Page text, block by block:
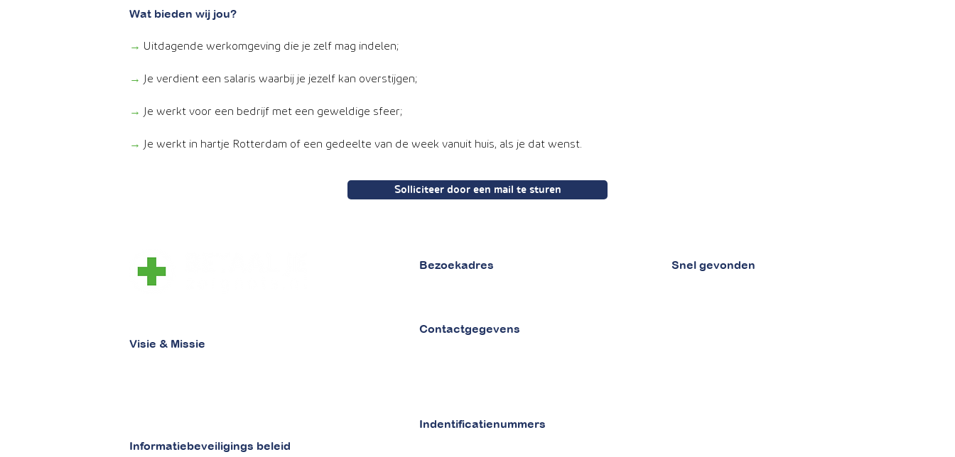
Wat bieden wij jou?
→ Uitdagende werkomgeving die je zelf mag indelen;
→ Je verdient een salaris waarbij je jezelf kan overstijgen;
→ Je werkt voor een bedrijf met een geweldige sfeer;
→ Je werkt in hartje Rotterdam of een gedeelte van de week vanuit huis, als je dat wenst.
Solliciteer door een mail te sturen
Visie & Missie
Informatiebeveiligings beleid
Bezoekadres
Contactgegevens
Indentificatienummers
Snel gevonden